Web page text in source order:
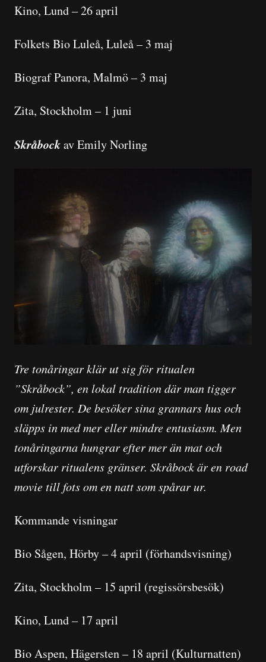
Kino, Lund – 26 april
Folkets Bio Luleå, Luleå – 3 maj
Biograf Panora, Malmö – 3 maj
Zita, Stockholm – 1 juni
Skråbockav Emily Norling
Tre tonåringar klär ut sig för ritualen
”Skråbock”, en lokal tradition där man tigger
om julrester. De besöker sina grannars hus och
släpps in med mer eller mindre entusiasm. Men
tonåringarna hungrar efter mer än mat och
utforskar ritualens gränser. Skråbock är en road
movie till fots om en natt som spårar ur.
Kommande visningar
Bio Sågen, Hörby – 4 april (förhandsvisning)
Zita, Stockholm – 15 april (regissörsbesök)
Kino, Lund – 17 april
Bio Aspen, Hägersten – 18 april (Kulturnatten)